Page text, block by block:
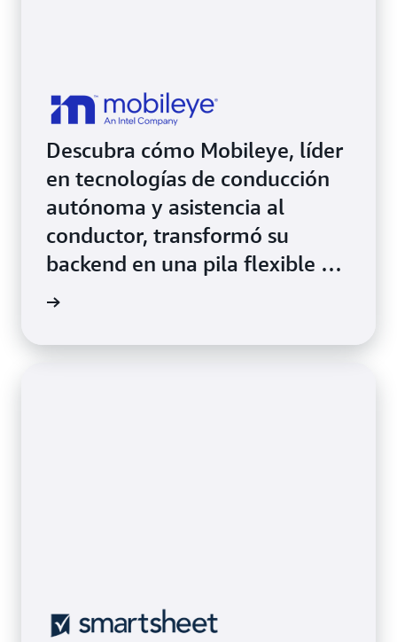
Descubra cómo Mobileye, líder
en tecnologías de conducción
autónoma y asistencia al
conductor, transformó su
backend en una pila flexible y
dinámica mediante Amazon